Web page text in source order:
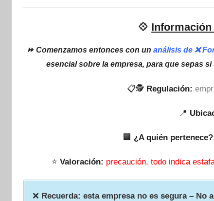
💠
⏩ Comenzamos entonces con un análisis de ❌
esencial sobre la empresa, para que sepas
📋🕵 Regulación:
📍
🏢 ¿A quién
⭐ Valoración: precaución, todo indica
❌ Recuerda: esta empresa no es segura –